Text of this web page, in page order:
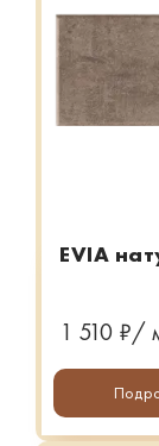
EVIA
1 510 ₽/